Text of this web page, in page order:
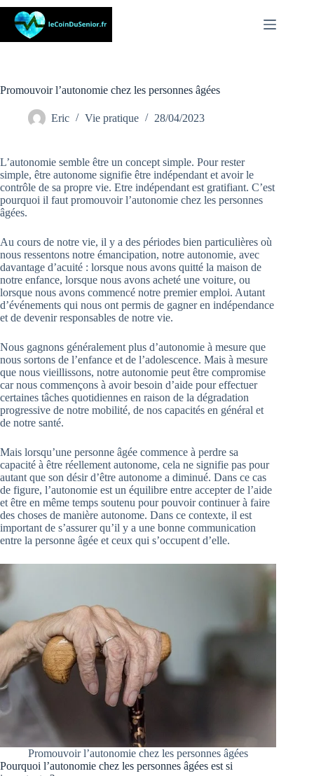
Passer
contenu
Promouvoir l’autonomie chez les personnes âgées
Eric Vie pratique 28/04/2023
L’autonomie semble être un concept simple. Pour rester
simple, être autonome signifie être indépendant et avoir le
contrôle de sa propre vie. Etre indépendant est gratifiant. C’est
pourquoi il faut promouvoir l’autonomie chez les personnes
âgées.
Au cours de notre vie, il y a des périodes bien particulières où
nous ressentons notre émancipation, notre autonomie, avec
davantage d’acuité : lorsque nous avons quitté la maison de
notre enfance, lorsque nous avons acheté une voiture, ou
lorsque nous avons commencé notre premier emploi. Autant
d’événements qui nous ont permis de gagner en indépendance
et de devenir responsables de notre vie.
Nous gagnons généralement plus d’autonomie à mesure que
nous sortons de l’enfance et de l’adolescence. Mais à mesure
que nous vieillissons, notre autonomie peut être compromise
car nous commençons à avoir besoin d’aide pour effectuer
certaines tâches quotidiennes en raison de la dégradation
progressive de notre mobilité, de nos capacités en général et
de notre santé.
Mais lorsqu’une personne âgée commence à perdre sa
capacité à être réellement autonome, cela ne signifie pas pour
autant que son désir d’être autonome a diminué. Dans ce cas
de figure, l’autonomie est un équilibre entre accepter de l’aide
et être en même temps soutenu pour pouvoir continuer à faire
des choses de manière autonome. Dans ce contexte, il est
important de s’assurer qu’il y a une bonne communication
entre la personne âgée et ceux qui s’occupent d’elle.
Promouvoir l’autonomie chez les personnes âgées
Pourquoi l’autonomie chez les personnes âgées est si